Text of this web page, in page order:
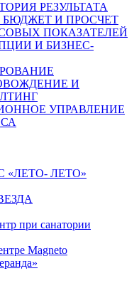
РЕЗУЛЬТАТА
И ПРОСЧЕТ
ПОКАЗАТЕЛЕЙ
И БИЗНЕС-
И
УПРАВЛЕНИЕ
ЛЕТО»
при санатории
Magneto